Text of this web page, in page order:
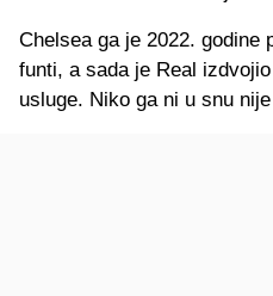
Chelsea ga je 2022. godine
funti, a sada je Real
usluge. Niko ga ni u snu